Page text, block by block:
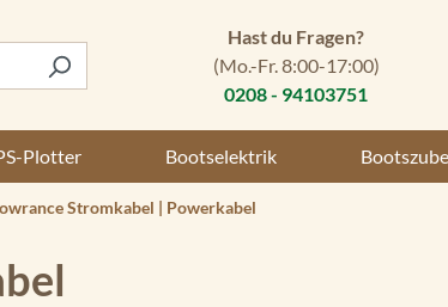
Hast du Fragen?
(Mo.-Fr. 8:00-17:00)
0208 - 94103751
Plotter Bootselektrik
Stromkabel | Powerkabel